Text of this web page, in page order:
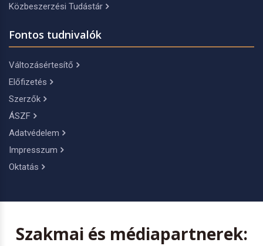
Közbeszerzési Tudástár
Fontos tudnivalók
Változásértesítő
Előfizetés
Szerzők
ÁSZF
Adatvédelem
Impresszum
Oktatás
Szakmai és médiapartnerek: